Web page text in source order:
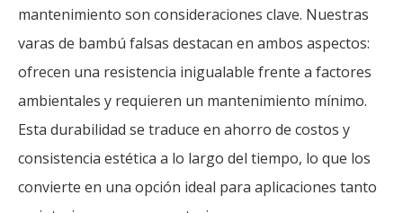
mantenimiento son consideraciones clave. Nuestras
varas de bambú falsas destacan en ambos aspectos:
ofrecen una resistencia inigualable frente a factores
ambientales y requieren un mantenimiento mínimo.
Esta durabilidad se traduce en ahorro de costos y
consistencia estética a lo largo del tiempo, lo que los
convierte en una opción ideal para aplicaciones tanto